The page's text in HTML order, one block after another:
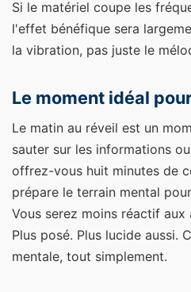
Si le matériel coupe les
l'effet bénéfique sera
la vibration, pas juste le
Le moment idéal
Le matin au réveil est un
sauter sur les informations
offrez-vous huit minutes de
prépare le terrain mental
Vous serez moins réactif aux
Plus posé. Plus lucide aussi.
mentale, tout simplement.